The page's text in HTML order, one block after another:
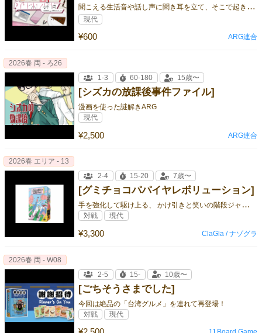
聞
こえる生活音や話し声に聞き耳を立て、そこで起きている事件を推理するミステリーゲーム🎧
¥600
現代
ARG連合
[シズカの放課後事件ファイル]
漫画を使った謎解きARG
¥2,500
2026春 両 - ろ26
1-3
60-180 15歳〜
現代
ARG連合
[グミチョコパパイヤレボリューション]
手
を強化して駆け上る、 かけ引きと笑いの階段ジャンケン
¥3,300
2026春 エリア - 13
2-4
15-20 7歳〜
対戦 現代
ClaGla / ナゾグラ
[ごちそうさまでした]
今回は絶品の「台湾グルメ」を連れて再登場！
2026春 両 - W08
2-5
15- 10歳〜
対戦 現代